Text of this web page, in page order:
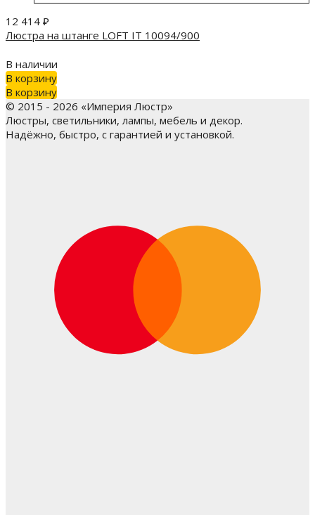
12 414 ₽
Люстра на штанге LOFT IT 10094/900
В наличии
В корзину
В корзину
© 2015 - 2026 «Империя Люстр»
Люстры, светильники, лампы, мебель и декор.
Надёжно, быстро, с гарантией и установкой.